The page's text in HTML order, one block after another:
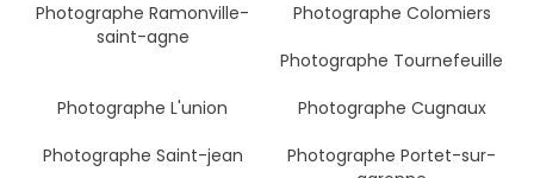
Photographe Ramonville-
saint-agne
Photographe Colomiers
Photographe Tournefeuille
Photographe L'union
Photographe Cugnaux
Photographe Saint-jean
Photographe Portet-sur-